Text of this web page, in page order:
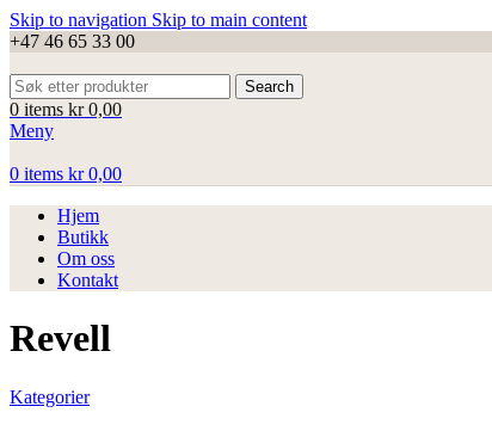
Skip to navigation Skip to main content
+47 46 65 33 00
Search
0 items kr0,00
Meny
0 items kr0,00
Hjem
Butikk
Om oss
Kontakt
Revell
Kategorier